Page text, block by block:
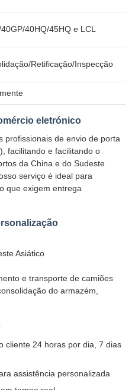
40HQ/45HQ e LCL
Retificação/Inspecção
eletrónico
profissionais de envio de porta
facilitando e facilitando o
da China e do Sudeste
serviço é ideal para
que exigem entrega
Asiático
e transporte de camiões
do armazém,
cliente 24 horas por dia, 7 dias
assistência personalizada